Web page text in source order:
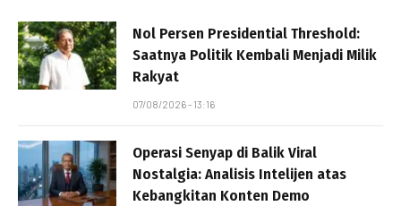
Nol Persen Presidential Threshold:
Saatnya Politik Kembali Menjadi Milik
Rakyat
07/08/2026 - 13:16
Operasi Senyap di Balik Viral
Nostalgia: Analisis Intelijen atas
Kebangkitan Konten Demo